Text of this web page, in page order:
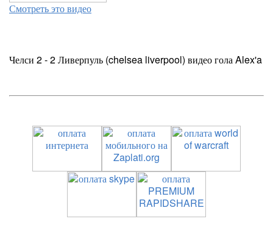
Смотреть это видео
Челси 2 - 2 Ливерпуль (chelsea liverpool) видео гола Alex'a